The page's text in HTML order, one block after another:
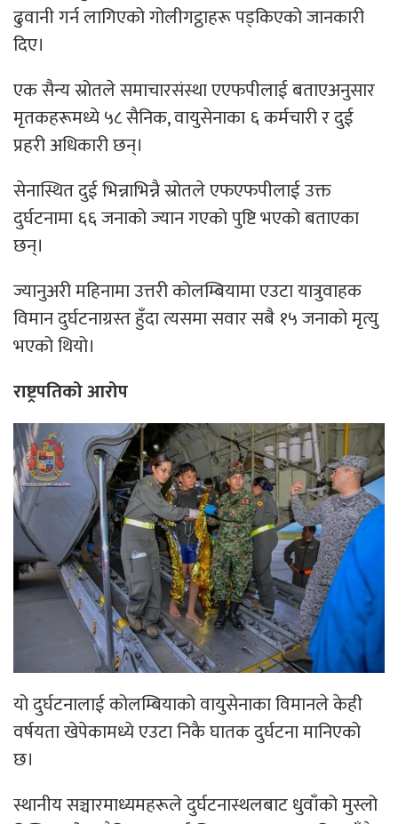
ढुवानी गर्न लागिएको गोलीगट्ठाहरू पड्किएको जानकारी
दिए।
एक सैन्य स्रोतले समाचारसंस्था एएफपीलाई बताएअनुसार
मृतकहरूमध्ये ५८ सैनिक, वायुसेनाका ६ कर्मचारी र दुई
प्रहरी अधिकारी छन्।
सेनास्थित दुई भिन्नाभिन्नै स्रोतले एफएफपीलाई उक्त
दुर्घटनामा ६६ जनाको ज्यान गएको पुष्टि भएको बताएका
छन्।
ज्यानुअरी महिनामा उत्तरी कोलम्बियामा एउटा यात्रुवाहक
विमान दुर्घटनाग्रस्त हुँदा त्यसमा सवार सबै १५ जनाको मृत्यु
भएको थियो।
राष्ट्रपतिको आरोप
यो दुर्घटनालाई कोलम्बियाको वायुसेनाका विमानले केही
वर्षयता खेपेकामध्ये एउटा निकै घातक दुर्घटना मानिएको
छ।
स्थानीय सञ्चारमाध्यमहरूले दुर्घटनास्थलबाट धुवाँको मुस्लो